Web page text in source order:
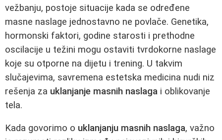
vežbanju, postoje situacije kada se određene
masne naslage jednostavno ne povlače. Genetika,
hormonski faktori, godine starosti i prethodne
oscilacije u težini mogu ostaviti tvrdokorne naslage
koje su otporne na dijetu i trening. U takvim
slučajevima, savremena estetska medicina nudi niz
rešenja za uklanjanje masnih naslaga i oblikovanje
tela.
Kada govorimo o uklanjanju masnih naslaga, važno